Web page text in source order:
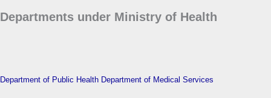
Departments under Ministry of Health
Department of Public Health Department of Medical Services